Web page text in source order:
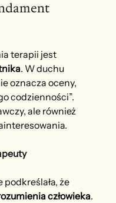
terapii jest
. W duchu
oznacza oceny,
codzienności”.
ale również
że
człowieka.